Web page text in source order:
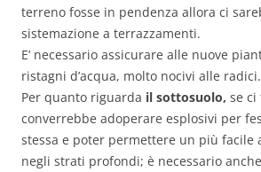
terreno fosse in pendenza allora ci
sistemazione a terrazzamenti.
E’ necessario assicurare alle nuove
ristagni d’acqua, molto nocivi alle radici.
Per quanto riguarda il sottosuolo, se ci
converrebbe adoperare esplosivi per
stessa e poter permettere un più facile
negli strati profondi; è necessario